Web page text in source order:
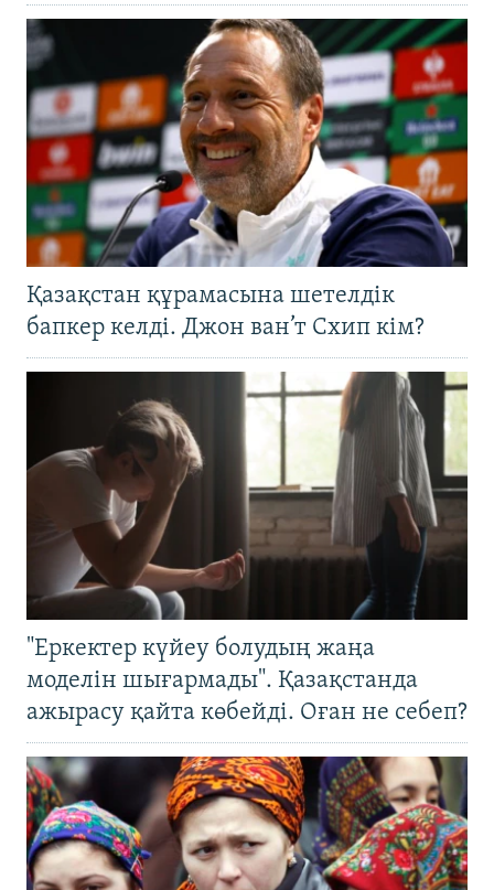
Қазақстан құрамасына шетелдік
бапкер келді. Джон ван’т Схип кім?
"Еркектер күйеу болудың жаңа
моделін шығармады". Қазақстанда
ажырасу қайта көбейді. Оған не себеп?